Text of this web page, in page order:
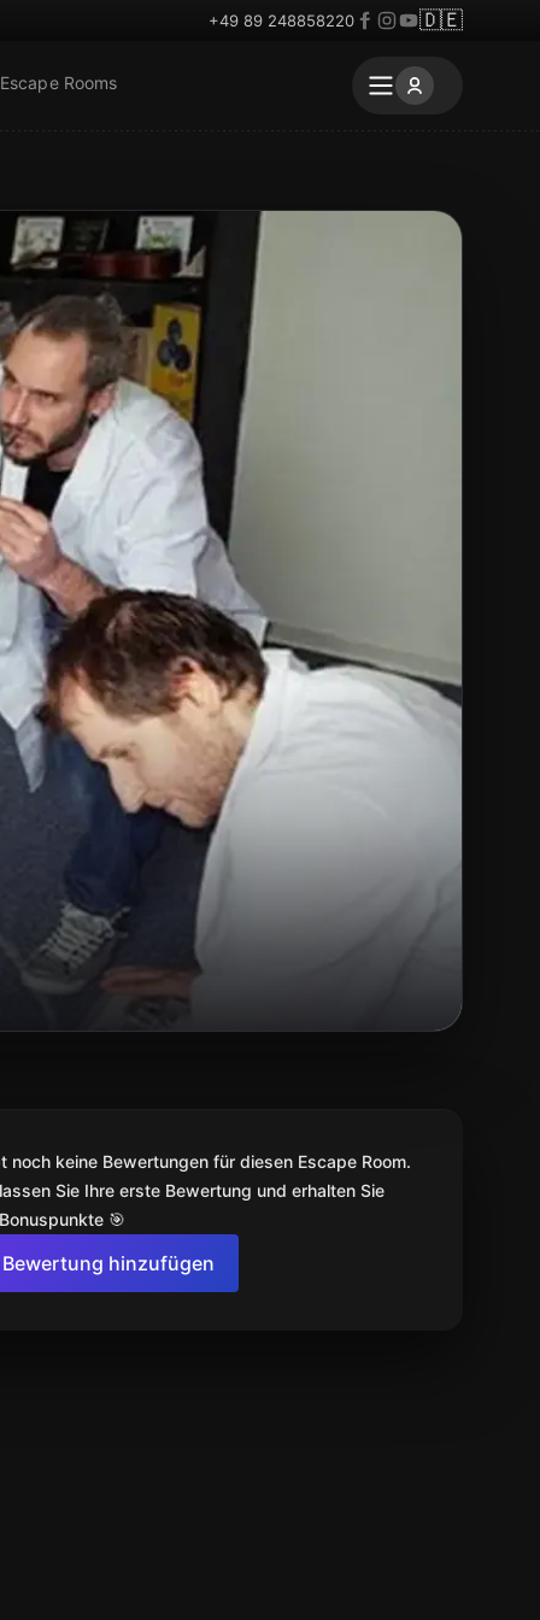
+49 89 248858220 🇩🇪
Rooms
noch keine Bewertungen für diesen Escape Room.
Sie Ihre erste Bewertung und erhalten Sie
🎯
Bewertung hinzufügen